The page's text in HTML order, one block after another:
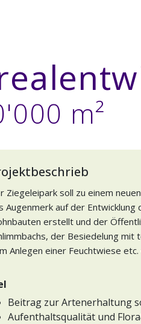
m²
Ziegeleipark soll zu einem
Augenmerk auf der
erstellt und der
der Besiedelung
Anlegen einer Feuchtwiese
Beitrag zur Artenerhaltung
Aufenthaltsqualität und